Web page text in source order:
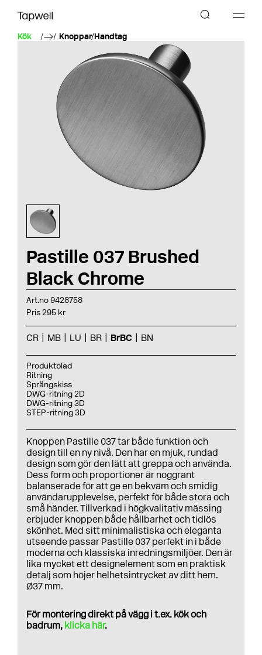
Kök Knoppar/Handtag
Pastille 037 Brushed
Black Chrome
Art.no 9428758
Pris 295 kr
CR MB LU BR BrBC BN
Produktblad
Ritning
Sprängskiss
DWG-ritning 2D
DWG-ritning 3D
STEP-ritning 3D
Knoppen Pastille 037 tar både funktion och
design till en ny nivå. Den har en mjuk, rundad
design som gör den lätt att greppa och använda.
Dess form och proportioner är noggrant
balanserade för att ge en bekväm och smidig
användarupplevelse, perfekt för både stora och
små händer. Tillverkad i högkvalitativ mässing
erbjuder knoppen både hållbarhet och tidlös
skönhet. Med sitt minimalistiska och eleganta
utseende passar Pastille 037 perfekt in i både
moderna och klassiska inredningsmiljöer. Den är
lika mycket ett designelement som en praktisk
detalj som höjer helhetsintrycket av ditt hem.
Ø37 mm.
För montering direkt på vägg i t.ex. kök och
badrum, klicka här.